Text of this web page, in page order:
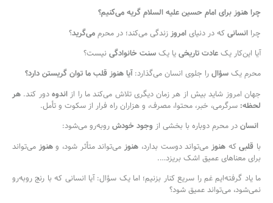
چرا هنوز برای امام حسین علیه السلام گریه می‌کنیم؟
چرا انسانیکه در دنیایامروززندگی می‌کند؛ در محرممی‌گرید؟
آیا این‌کار یکعادت تاریخییا یکسنت خانوادگی نیست؟
محرم یکسؤالرا جلوی انسان می‌گذارد:آیا هنوز قلب ما توان گریستن دارد؟
جهان امروز شاید بیش از هر زمان دیگری تلاش می‌کند ما را ازاندوهدور کند. هر
لحظه: سرگرمی، خبر، محتوا، مصرف، و هزاران راه فرار از سکوت و تأمل.
انساندر محرم دوباره با بخشی از وجود خودشروبه‌رو می‌شود:
با قلبیکههنوز می‌تواند دوست بدارد، هنوزمی‌تواند متأثر شود، وهنوز می‌تواند
برای معنا‌های عمیق اشک بریزد….
ما یاد گرفته‌ایم غم را سریع‌ کنار بزنیم؛ اما یک سؤال:آیا انسانی که با رنج روبه‌رو
نمی‌شود، می‌تواند عمیق شود؟